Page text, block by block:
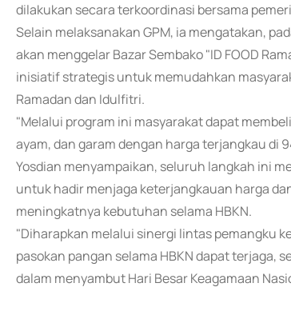
dilakukan secara terkoordinasi bersama
Selain melaksanakan GPM, ia mengatakan,
akan menggelar Bazar Sembako "ID FOOD
inisiatif strategis untuk memudahkan
Ramadan dan Idulfitri.
"Melalui program ini masyarakat dapat
ayam, dan garam dengan harga terjangkau di
Yosdian menyampaikan, seluruh langkah ini
untuk hadir menjaga keterjangkauan harga
meningkatnya kebutuhan selama HBKN.
"Diharapkan melalui sinergi lintas pemangku
pasokan pangan selama HBKN dapat terjaga,
dalam menyambut Hari Besar Keagamaan